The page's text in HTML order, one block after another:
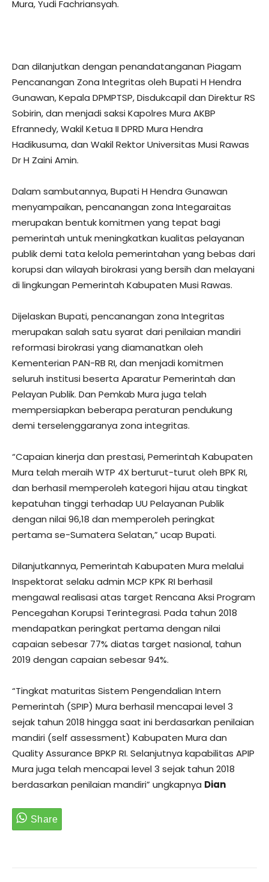
Mura, Yudi Fachriansyah.
Dan dilanjutkan dengan penandatanganan Piagam
Pencanangan Zona Integritas oleh Bupati H Hendra
Gunawan, Kepala DPMPTSP, Disdukcapil dan Direktur RS
Sobirin, dan menjadi saksi Kapolres Mura AKBP
Efrannedy, Wakil Ketua II DPRD Mura Hendra
Hadikusuma, dan Wakil Rektor Universitas Musi Rawas
Dr H Zaini Amin.
Dalam sambutannya, Bupati H Hendra Gunawan
menyampaikan, pencanangan zona Integaraitas
merupakan bentuk komitmen yang tepat bagi
pemerintah untuk meningkatkan kualitas pelayanan
publik demi tata kelola pemerintahan yang bebas dari
korupsi dan wilayah birokrasi yang bersih dan melayani
di lingkungan Pemerintah Kabupaten Musi Rawas.
Dijelaskan Bupati, pencanangan zona Integritas
merupakan salah satu syarat dari penilaian mandiri
reformasi birokrasi yang diamanatkan oleh
Kementerian PAN-RB RI, dan menjadi komitmen
seluruh institusi beserta Aparatur Pemerintah dan
Pelayan Publik. Dan Pemkab Mura juga telah
mempersiapkan beberapa peraturan pendukung
demi terselenggaranya zona integritas.
“Capaian kinerja dan prestasi, Pemerintah Kabupaten
Mura telah meraih WTP 4X berturut-turut oleh BPK RI,
dan berhasil memperoleh kategori hijau atau tingkat
kepatuhan tinggi terhadap UU Pelayanan Publik
dengan nilai 96,18 dan memperoleh peringkat
pertama se-Sumatera Selatan,” ucap Bupati.
Dilanjutkannya, Pemerintah Kabupaten Mura melalui
Inspektorat selaku admin MCP KPK RI berhasil
mengawal realisasi atas target Rencana Aksi Program
Pencegahan Korupsi Terintegrasi. Pada tahun 2018
mendapatkan peringkat pertama dengan nilai
capaian sebesar 77% diatas target nasional, tahun
2019 dengan capaian sebesar 94%.
“Tingkat maturitas Sistem Pengendalian Intern
Pemerintah (SPIP) Mura berhasil mencapai level 3
sejak tahun 2018 hingga saat ini berdasarkan penilaian
mandiri (self assessment) Kabupaten Mura dan
Quality Assurance BPKP RI. Selanjutnya kapabilitas APIP
Mura juga telah mencapai level 3 sejak tahun 2018
berdasarkan penilaian mandiri” ungkapnya Dian